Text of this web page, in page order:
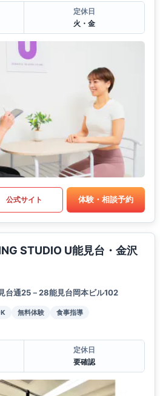
定休日
火・金
公式サイト 体験・相談予約
STUDIO U能見台・金沢
台通25－28能見台岡本ビル102
無料体験
食事指導
定休日
要確認